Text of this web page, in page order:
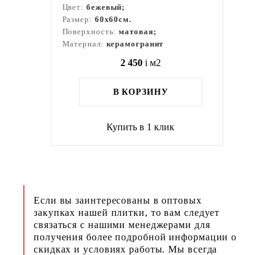
Цвет: бежевый;
Размер: 60x60см.
Поверхность:матовая;
Материал: керамогранит
2 450 i м2
В КОРЗИНУ
Купить в 1 клик
Если вы заинтересованы в оптовых
закупках нашей плитки, то вам следует
связаться с нашими менеджерами для
получения более подробной информации о
скидках и условиях работы. Мы всегда